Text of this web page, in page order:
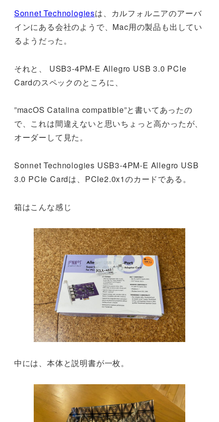
Sonnet Technologiesは、カルフォルニアのアーバ
インにある会社のようで、Mac用の製品も出してい
るようだった。
それと、 USB3-4PM-E Allegro USB 3.0 PCIe
Cardのスペックのところに、
”macOS Catalina compatible”と書いてあったの
で、これは間違えないと思いちょっと高かったが、
オーダーして見た。
Sonnet Technologies USB3-4PM-E Allegro USB
3.0 PCIe Cardは、PCIe2.0x1のカードである。
箱はこんな感じ
中には、本体と説明書が一枚。